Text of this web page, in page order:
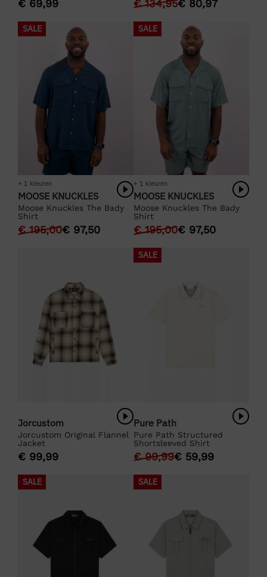
€ 69,99 €134,95€ 80,97
SALE
+ 1 kleuren
MOOSE KNUCKLES
Moose Knuckles The Bady
Shirt
€195,00€ 97,50
SALE
+ 1 kleuren
MOOSE KNUCKLES
Moose Knuckles The Bady
Shirt
€195,00€ 97,50
Jorcustom
Jorcustom Original Flannel
Jacket
€ 99,99
SALE
Pure Path
Pure Path Structured
Shortsleeved Shirt
€99,99€ 59,99
SALE SALE